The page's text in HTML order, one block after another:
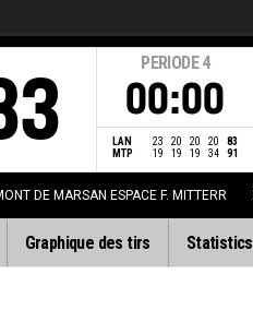
PERIODE 4
00:00
LAN 23 20 20 20
83
MTP
19 19 19 34 91
DE MARSAN ESPACE F. MITTERR
Graphique des tirs Statistics